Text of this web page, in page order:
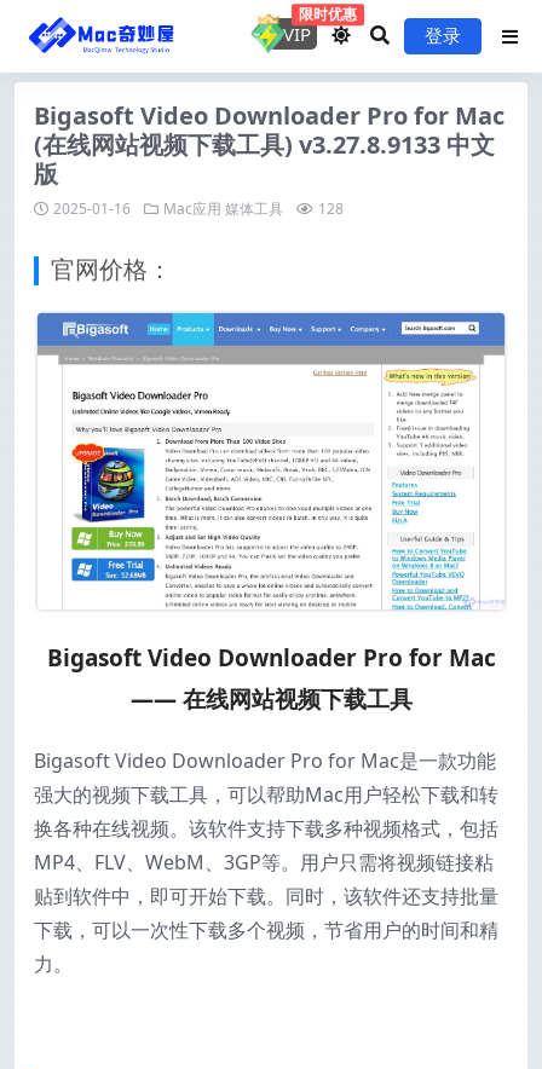
VIP
限时优惠
登录
Bigasoft Video Downloader Pro for Mac
(在线网站视频下载工具) v3.27.8.9133 中文
版
2025-01-16 Mac应用 媒体工具 128
官网价格：
Bigasoft Video Downloader Pro for Mac
—— 在线网站视频下载工具
Bigasoft Video Downloader Pro for Mac是一款功能
强大的视频下载工具，可以帮助Mac用户轻松下载和转
换各种在线视频。该软件支持下载多种视频格式，包括
MP4、FLV、WebM、3GP等。用户只需将视频链接粘
贴到软件中，即可开始下载。同时，该软件还支持批量
下载，可以一次性下载多个视频，节省用户的时间和精
力。